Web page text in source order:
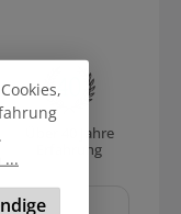
Über 40 Jahre
Erfahrung
...